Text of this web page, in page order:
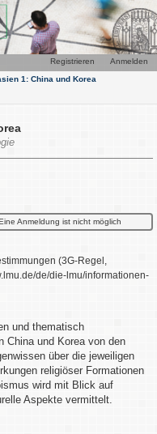
Anmelden
Registrieren
1: China und Korea
Anmeldung ist nicht möglich
(3G-Regel,
de/die-lmu/informationen-
und thematisch
China und Korea von den
über die jeweiligen
religiöser Formationen
wird mit Blick auf
Aspekte vermittelt.